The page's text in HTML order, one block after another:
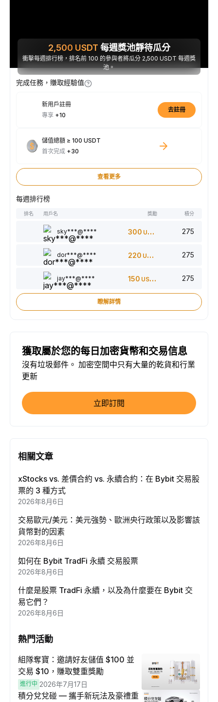
2,500 USDT 每週獎池靜待瓜分
衝擊每週排行榜，排名前 100 的參與者將瓜分 2,500 USDT 每週獎
池。
完成任務，賺取經驗值
新用戶註冊
專享 +10
去註冊
儲值總額 ≥ 100 USDT
首次完成 +30
查看更多
每週排行榜
排名 用戶名 獎勵 積分
sky***@**** 300 USDT 275
dor***@**** 220 USDT 275
jay***@**** 150 USDT 275
瞭解詳情
獲取屬於您的每日加密貨幣和交易信息
沒有垃圾郵件。 加密空間中只有大量的乾貨和行業
更新
立即訂閱
相關文章
xStocks vs. 差價合約 vs. 永續合約：在 Bybit 交易股
票的 3 種方式
2026年8月6日
交易歐元/美元：美元強勢、歐洲央行政策以及影響該
貨幣對的因素
2026年8月6日
如何在 Bybit TradFi 永續 交易股票
2026年8月6日
什麼是股票 TradFi 永續，以及為什麼要在 Bybit 交
易它們？
2026年8月6日
熱門活動
組隊奪寶：邀請好友儲值 $100 並
交易 $10，賺取雙重獎勵
進行中 2026年7月17日
積分兌兌碰 — 攜手新玩法及豪禮重